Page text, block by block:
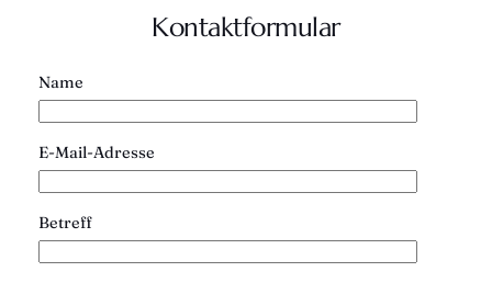
Kontaktformular
Name
E-Mail-Adresse
Betreff